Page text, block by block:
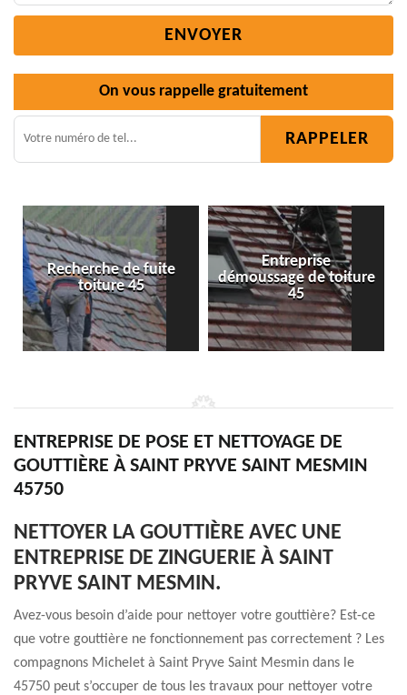
On vous rappelle gratuitement
fuite
Entreprise
démoussage de toiture
45
Isolation toiture
ENTREPRISE DE POSE ET NETTOYAGE DE
GOUTTIÈRE À SAINT PRYVE SAINT MESMIN
45750
NETTOYER LA GOUTTIÈRE AVEC UNE
ENTREPRISE DE ZINGUERIE À SAINT
PRYVE SAINT MESMIN.
Avez-vous besoin d’aide pour nettoyer votre gouttière? Est-ce
que votre gouttière ne fonctionnement pas correctement ? Les
compagnons Michelet à Saint Pryve Saint Mesmin dans le
45750 peut s’occuper de tous les travaux pour nettoyer votre